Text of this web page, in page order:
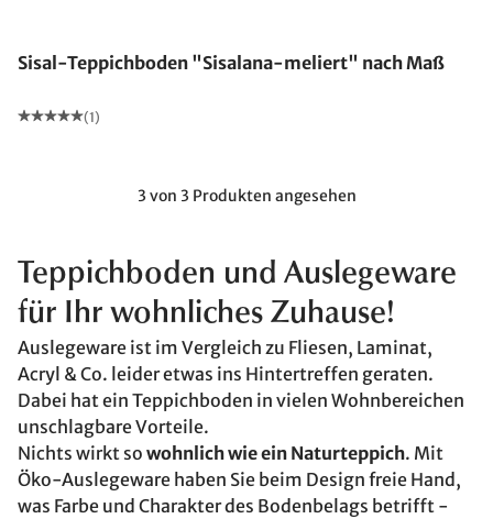
Sisal-Teppichboden "Sisalana-meliert" nach Maß
(1)
3 von 3 Produkten angesehen
Teppichboden und Auslegeware
für Ihr wohnliches Zuhause!
Auslegeware ist im Vergleich zu Fliesen, Laminat,
Acryl & Co. leider etwas ins Hintertreffen geraten.
Dabei hat ein Teppichboden in vielen Wohnbereichen
unschlagbare Vorteile.
Nichts wirkt so wohnlich wie ein Naturteppich. Mit
Öko-Auslegeware haben Sie beim Design freie Hand,
was Farbe und Charakter des Bodenbelags betrifft -